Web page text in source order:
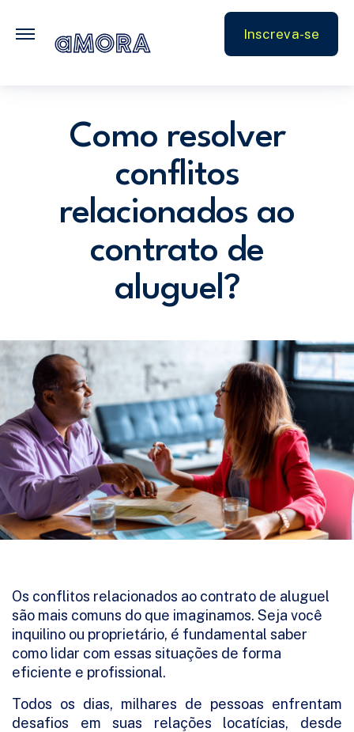
Inscreva-se
Parceiros
Como resolver
conflitos
relacionados ao
contrato de
aluguel?
Os conflitos relacionados ao contrato de aluguel
são mais comuns do que imaginamos. Seja você
inquilino ou proprietário, é fundamental saber
como lidar com essas situações de forma
eficiente e profissional.
Todos os dias, milhares de pessoas enfrentam
desafios em suas relações locatícias, desde